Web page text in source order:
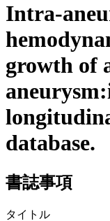
Intra-
growth of
database.
書誌事項
タイトル